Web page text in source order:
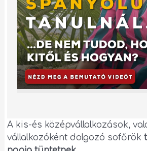
A kis-és középvállalkozások,
vállalkozóként dolgozó sofőrök